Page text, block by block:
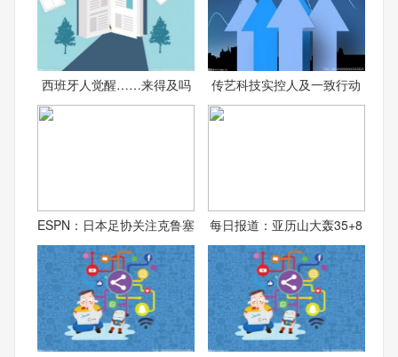
西班牙人觉醒……来得及吗 传艺科技实控人及一致行动
ESPN：日本足协关注克鲁塞 每日报道：亚历山大轰35+8